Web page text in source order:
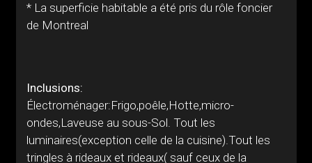
* La superficie habitable a été pris du rôle foncier
de Montreal
Inclusions:
Électroménager:Frigo,poêle,Hotte,micro-
ondes,Laveuse au sous-Sol. Tout les
luminaires(exception celle de la cuisine).Tout les
tringles à rideaux et rideaux( sauf ceux de la